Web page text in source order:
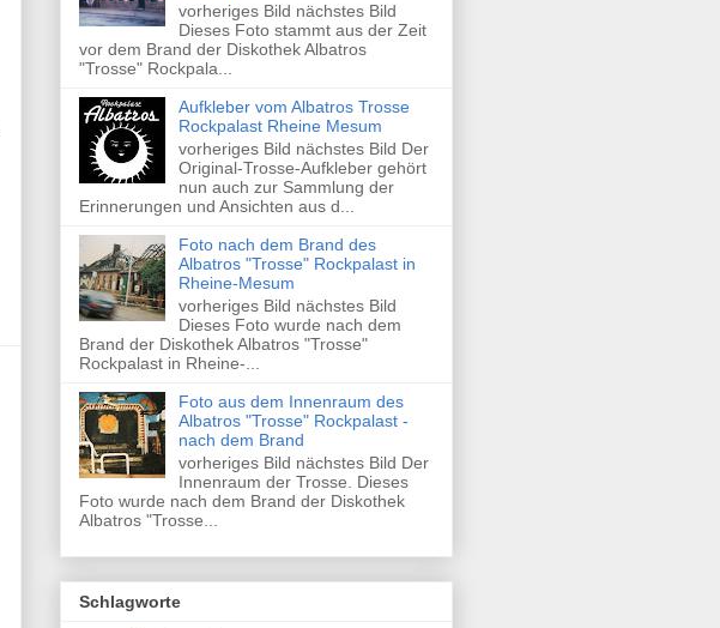
vorheriges Bild nächstes Bild
Dieses Foto stammt aus der Zeit
vor dem Brand der Diskothek Albatros
"Trosse" Rockpala...
Aufkleber vom Albatros Trosse
Rockpalast Rheine Mesum
vorheriges Bild nächstes Bild Der
Original-Trosse-Aufkleber gehört
nun auch zur Sammlung der
Erinnerungen und Ansichten aus d...
Foto nach dem Brand des
Albatros "Trosse" Rockpalast in
Rheine-Mesum
vorheriges Bild nächstes Bild
Dieses Foto wurde nach dem
Brand der Diskothek Albatros "Trosse"
Rockpalast in Rheine-...
Foto aus dem Innenraum des
Albatros "Trosse" Rockpalast -
nach dem Brand
vorheriges Bild nächstes Bild Der
Innenraum der Trosse. Dieses
Foto wurde nach dem Brand der Diskothek
Albatros "Trosse...
Schlagworte